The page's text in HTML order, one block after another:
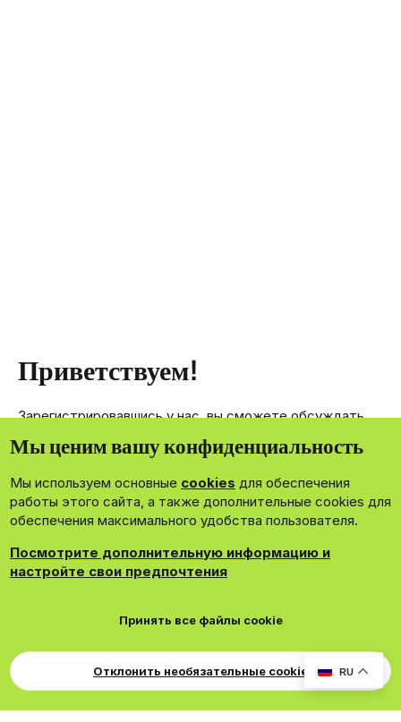
RU
Приветствуем!
Зарегистрировавшись у нас, вы сможете обсуждать,
членам нашего сообщества.
Зарегистрироваться сейчас!
DohTheme
Cookies Russian Обратная связь
Поддержка
Для правообладателей
EN Soundmain
Условия и правила
Политика конфиденциальности
S
Мы ценим вашу конфиденциальность
Мы используем основные cookies для обеспечения
работы этого сайта, а также дополнительные cookies для
обеспечения максимального удобства пользователя.
Посмотрите дополнительную информацию и
настройте свои предпочтения
Принять все файлы cookie
Отклонить необязательные cookie